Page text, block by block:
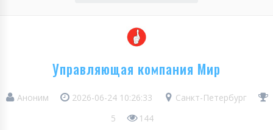
Управляющая компания Мир
Аноним 2026-06-24 10:26:33
Санкт-Петербург
5
144